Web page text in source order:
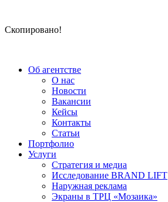
Скопировано!
Об агентстве
О нас
Новости
Вакансии
Кейсы
Контакты
Статьи
Портфолио
Услуги
Стратегия и медиа
Исследование BRAND LIFT
Наружная реклама
Экраны в ТРЦ «Мозаика»